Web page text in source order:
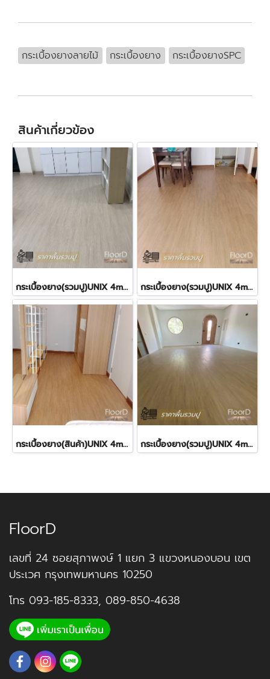
กระเบื้องยางลายไม้ กระเบื้องยาง กระเบื้องยางSPC
สินค้าเกี่ยวข้อง
กระเบื้องยาง(รวมปู)UNIX 4mm SPC Breathe SP113 480฿ กระเบื้องยาง(รวมปู)UNIX 4mm SPC Golden SP115 480฿
กระเบื้องยาง(สินค้า)UNIX 4mm SPC Golden SP115 ราคา380฿ กระเบื้องยาง(รวมปู)UNIX 4mm SPC Bone SP114 480฿
FloorD
เลขที่ 24 ซอยสุภาพงษ์ 1 แยก 3 แขวงหนองบอน เขต
ประเวศ กรุงเทพมหานคร 10250
โทร 093-185-8333, 089-850-4638